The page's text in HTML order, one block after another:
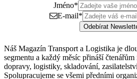
Jméno*
E-mail*
Odebírat
Náš Magazín Transport a Logistika je
segmentu a každý měsíc přináší čtenářům
dopravy, logistiky, skladování,
Spolupracujeme se všemi předními